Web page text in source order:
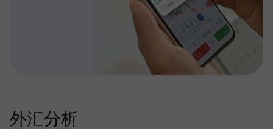
外汇分析